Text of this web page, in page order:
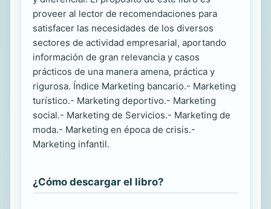
proveer al lector de recomendaciones para
satisfacer las necesidades de los diversos
sectores de actividad empresarial, aportando
información de gran relevancia y casos
prácticos de una manera amena, práctica y
rigurosa. Índice Marketing bancario.- Marketing
turístico.- Marketing deportivo.- Marketing
social.- Marketing de Servicios.- Marketing de
moda.- Marketing en época de crisis.-
Marketing infantil.
¿Cómo descargar el libro?